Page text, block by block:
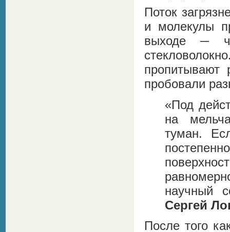
Поток
и молекулы
выходе ─
пропитывают
пробовали
«Под
на
туман.
научный
Сергей
После того